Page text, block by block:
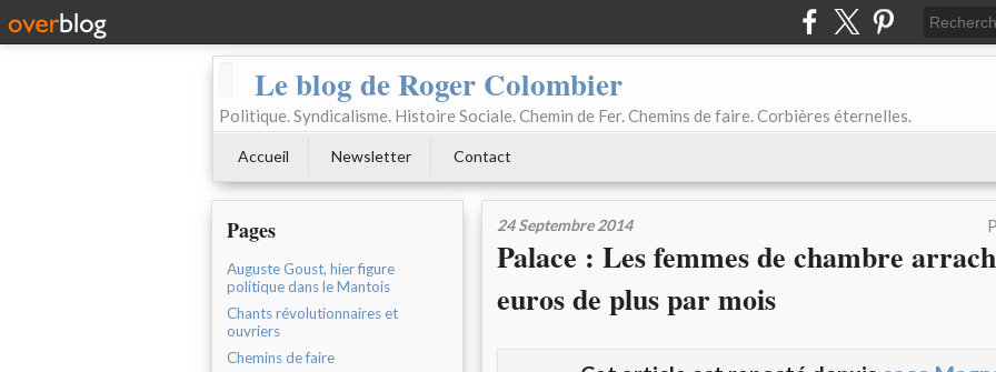
Le blog de Roger Colombier
Politique. Syndicalisme. Histoire Sociale. Chemin de Fer. Chemins de faire. Corbières éternelles.
Accueil Newsletter Contact
Pages
Auguste Goust, hier figure
politique dans le Mantois
Chants révolutionnaires et
ouvriers
Chemins de faire
24 Septembre 2014
Palace : Les femmes de chambre
euros de plus par mois